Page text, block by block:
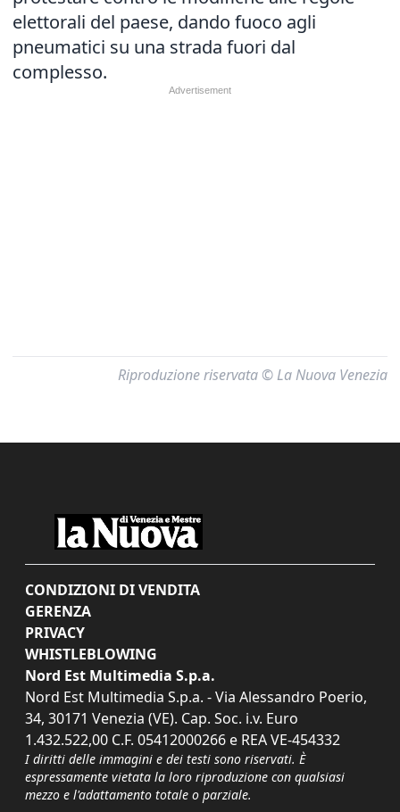
elettorali del paese, dando fuoco agli
pneumatici su una strada fuori dal
complesso.
Riproduzione riservata © La Nuova Venezia
CONDIZIONI DI VENDITA
GERENZA
PRIVACY
WHISTLEBLOWING
Nord Est Multimedia S.p.a.
Nord Est Multimedia S.p.a. - Via Alessandro Poerio,
34, 30171 Venezia (VE). Cap. Soc. i.v. Euro
1.432.522,00 C.F. 05412000266 e REA VE-454332
I diritti delle immagini e dei testi sono riservati. È
espressamente vietata la loro riproduzione con qualsiasi
mezzo e l'adattamento totale o parziale.